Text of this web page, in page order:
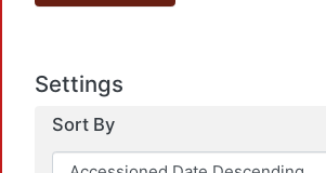
Settings
Sort By